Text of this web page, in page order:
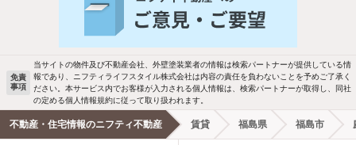
バス・トイレ別 2階以上
洗濯機置場あり 独立洗面台
エアコンあり 都市ガス
免責
事項
当サイトの物件及び不動産会社、外壁塗装業者の情報は検索パートナーが提供している情
報であり、ニフティライフスタイル株式会社は内容の責任を負わないことを予めご了承く
ださい。本サービス内でお客様が入力される個人情報は、検索パートナーが取得し、同社
の定める個人情報規約に従って取り扱われます。
不動産・住宅情報のニフティ不動産 賃貸 福島県 福島市